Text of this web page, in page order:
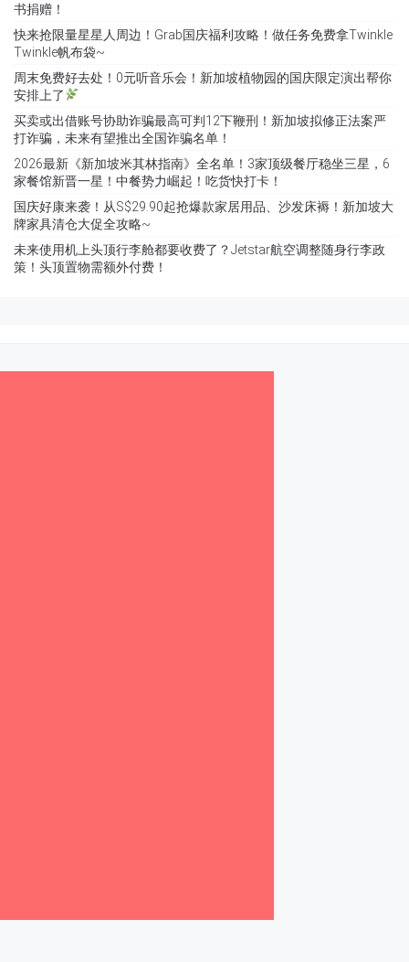
书捐赠！
快来抢限量星星人周边！Grab国庆福利攻略！做任务免费拿Twinkle
Twinkle帆布袋~
周末免费好去处！0元听音乐会！新加坡植物园的国庆限定演出帮你
安排上了
买卖或出借账号协助诈骗最高可判12下鞭刑！新加坡拟修正法案严
打诈骗，未来有望推出全国诈骗名单！
2026最新《新加坡米其林指南》全名单！3家顶级餐厅稳坐三星，6
家餐馆新晋一星！中餐势力崛起！吃货快打卡！
国庆好康来袭！从S$29.90起抢爆款家居用品、沙发床褥！新加坡大
牌家具清仓大促全攻略~
未来使用机上头顶行李舱都要收费了？Jetstar航空调整随身行李政
策！头顶置物需额外付费！